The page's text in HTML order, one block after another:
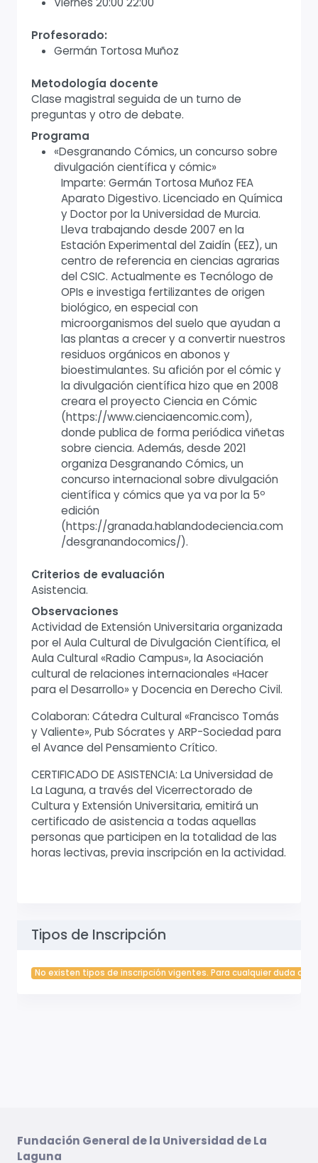
Profesorado:
Germán Tortosa Muñoz
Metodología docente
Clase magistral seguida de un turno de
preguntas y otro de debate.
Programa
«Desgranando Cómics, un concurso sobre
divulgación científica y cómic»
Imparte: Germán Tortosa Muñoz FEA
Aparato Digestivo. Licenciado en Química
y Doctor por la Universidad de Murcia.
Lleva trabajando desde 2007 en la
Estación Experimental del Zaidín (EEZ), un
centro de referencia en ciencias agrarias
del CSIC. Actualmente es Tecnólogo de
OPIs e investiga fertilizantes de origen
biológico, en especial con
microorganismos del suelo que ayudan a
las plantas a crecer y a convertir nuestros
residuos orgánicos en abonos y
bioestimulantes. Su afición por el cómic y
la divulgación científica hizo que en 2008
creara el proyecto Ciencia en Cómic
(https://www.cienciaencomic.com),
donde publica de forma periódica viñetas
sobre ciencia. Además, desde 2021
organiza Desgranando Cómics, un
concurso internacional sobre divulgación
científica y cómics que ya va por la 5º
edición
(https://granada.hablandodeciencia.com
/desgranandocomics/).
Criterios de evaluación
Asistencia.
Observaciones
Actividad de Extensión Universitaria organizada
por el Aula Cultural de Divulgación Científica, el
Aula Cultural «Radio Campus», la Asociación
cultural de relaciones internacionales «Hacer
para el Desarrollo» y Docencia en Derecho Civil.
Colaboran: Cátedra Cultural «Francisco Tomás
y Valiente», Pub Sócrates y ARP-Sociedad para
el Avance del Pensamiento Crítico.
CERTIFICADO DE ASISTENCIA: La Universidad de
La Laguna, a través del Vicerrectorado de
Cultura y Extensión Universitaria, emitirá un
certificado de asistencia a todas aquellas
personas que participen en la totalidad de las
horas lectivas, previa inscripción en la actividad.
Tipos de Inscripción
No existen tipos de inscripción vigentes. Para cualquier duda
Fundación General de la Universidad de La
Laguna